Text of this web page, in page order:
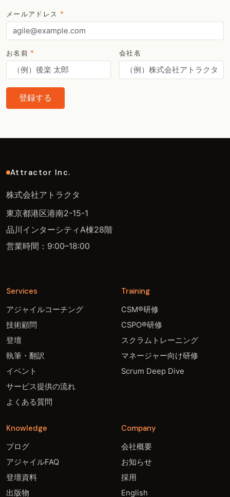
メールアドレス *
お名前 * 会社名
登録する
Attractor Inc.
株式会社アトラクタ
東京都港区港南2-15-1
品川インターシティA棟28階
営業時間：9:00–18:00
Services
アジャイルコーチング
技術顧問
登壇
執筆・翻訳
イベント
サービス提供の流れ
よくある質問
Training
CSM®研修
CSPO®研修
スクラムトレーニング
マネージャー向け研修
Scrum Deep Dive
Knowledge
ブログ
アジャイルFAQ
登壇資料
出版物
Company
会社概要
お知らせ
採用
English